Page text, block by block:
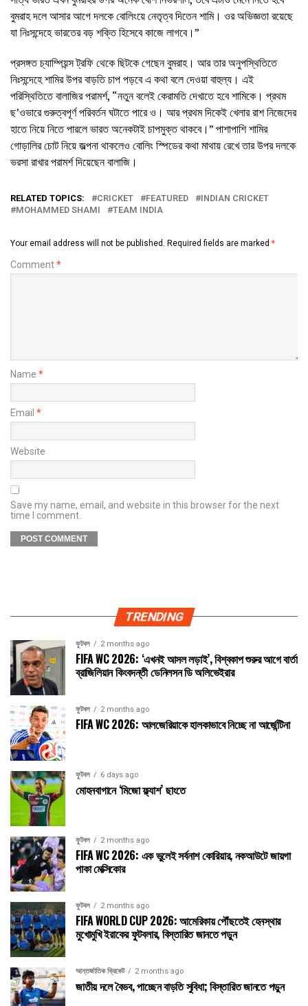
বুমরাহ দলে আসার আগে দলকে বোলিংয়ে নেতৃত্ব দিতেন শামি। ওর অভিজ্ঞতা রয়েছে
যা নিঃসন্দেহে ভারতের বড় শক্তি হিসেবে কাজে লাগবে।”
প্রসঙ্গত চ্যাম্পিয়ন্স ট্রফি থেকে ছিটকে গেছেন বুমরাহ। আর তার অনুপস্থিতিতে
নিঃসন্দেহে শামির উপর বাড়তি চাপ পড়বে এ কথা বলে দেওয়া বাহুল্য। এই
পরিস্থিতিতে বালাজির পরামর্শ, “নতুন বলেই কেরামতি দেখাতে হবে শামিকে। প্রথম
ছ’ওভারে গুরুত্বপূর্ণ পরিবর্তন ঘটাতে পারে ও। আর প্রথম দিকেই খেলার রাশ নিজেদের
হাতে নিয়ে নিতে পারলে ভারত অনেকটাই চাপমুক্ত থাকবে।” পাশাপাশি শামির
গোড়ালির চোট নিয়ে জল্পনা থাকলেও বোলিং স্পিডের কথা মাথায় রেখে তার উপর দলকে
ভরসা রাখার পরামর্শ দিয়েছেন বালাজি।
RELATED TOPICS: CRICKET FEATURED
INDIAN CRICKET
MOHAMMED SHAMI
TEAM INDIA
Your email address will not be published. Required fields are marked *
Comment*
Name *
Email *
Website
Save my name, email, and website in this browser for the next
time I comment.
TRENDING
ফুটবল 2 months ago
FIFA WC 2026: ‘এখনই আসল লড়াই’, বিশ্বকাপ শুরুর আগে বার্তা
ব্রাজিলিয়ান কিংবদন্তী ডেনিলসন ডি অলিভেইরার
ফুটবল 2 months ago
FIFA WC 2026: আলজেরিয়াকে হালকাভাবে নিচ্ছে না আর্জেন্টিনা
ফুটবল 6 days ago
মোহনবাগানে ‘মিজো ফ্ল্যাশ’ ছাংতে
ফুটবল 2 months ago
FIFA WC 2026: এক ভুলেই সর্বনাশ কোরিয়ার, নকআউটে জায়গা
পাকা মেক্সিকোর
ফুটবল 2 months ago
FIFA WORLD CUP 2026: আমেরিকায় পৌঁছতেই হেনস্থার
মুখোমুখি ইরাকের ফুটবলার, বিস্তারিত জানতে পড়ুন
আন্তর্জাতিক ক্রিকেট 2 months ago
জাতীয় দলে বৈভব, পাচ্ছেন বাড়তি সুবিধা; বিস্তারিত জানতে পড়ুন